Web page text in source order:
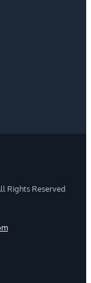
Rights Reserved